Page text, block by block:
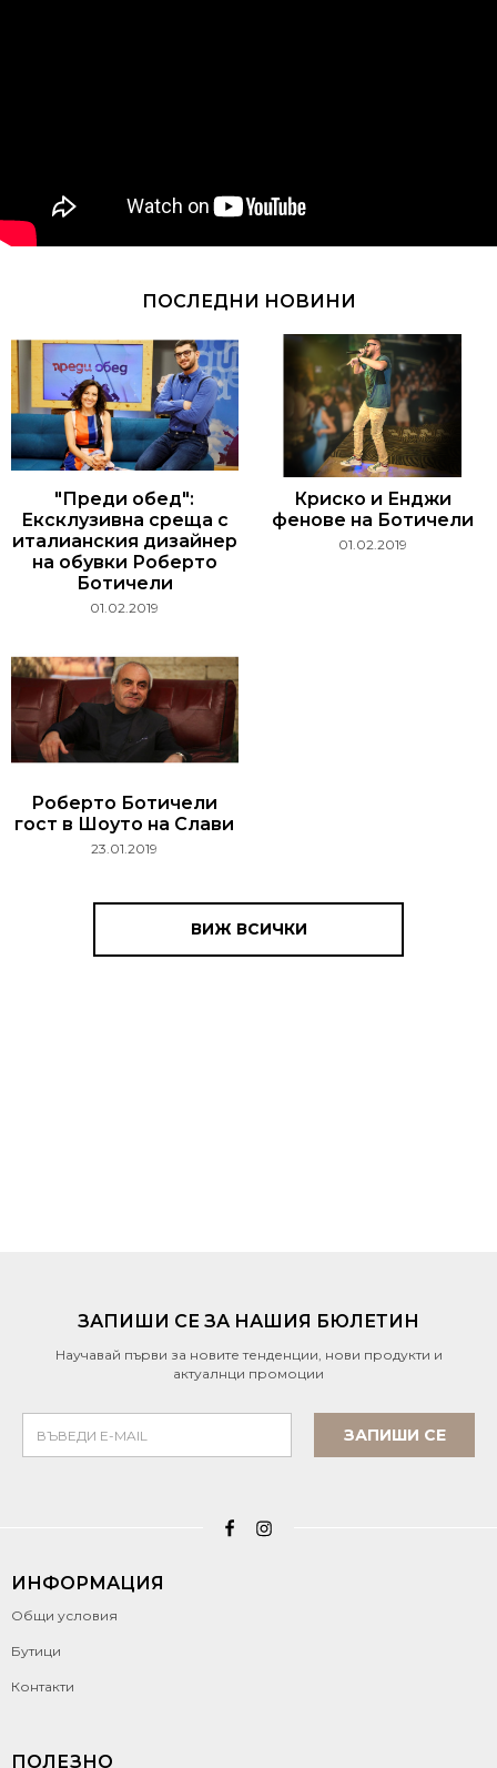
ПОСЛЕДНИ НОВИНИ
"Преди обед":
Ексклузивна среща с
италианския дизайнер
на обувки Роберто
Ботичели
01.02.2019
Криско и Енджи
фенове на Ботичели
01.02.2019
Роберто Ботичели
гост в Шоуто на Слави
23.01.2019
ВИЖ ВСИЧКИ
ЗАПИШИ СЕ ЗА НАШИЯ БЮЛЕТИН
Научавай първи за новите тенденции, нови продукти и
актуалнци промоции
ЗАПИШИ СЕ
ИНФОРМАЦИЯ
Общи условия
Бутици
Контакти
ПОЛЕЗНО